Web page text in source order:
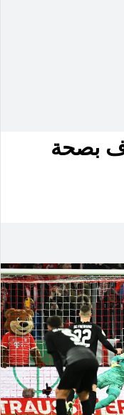
بصحة